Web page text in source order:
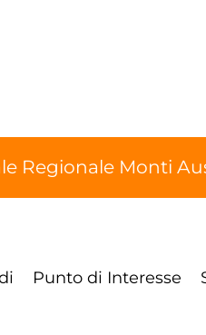
Regionale Monti
Punto di Interesse